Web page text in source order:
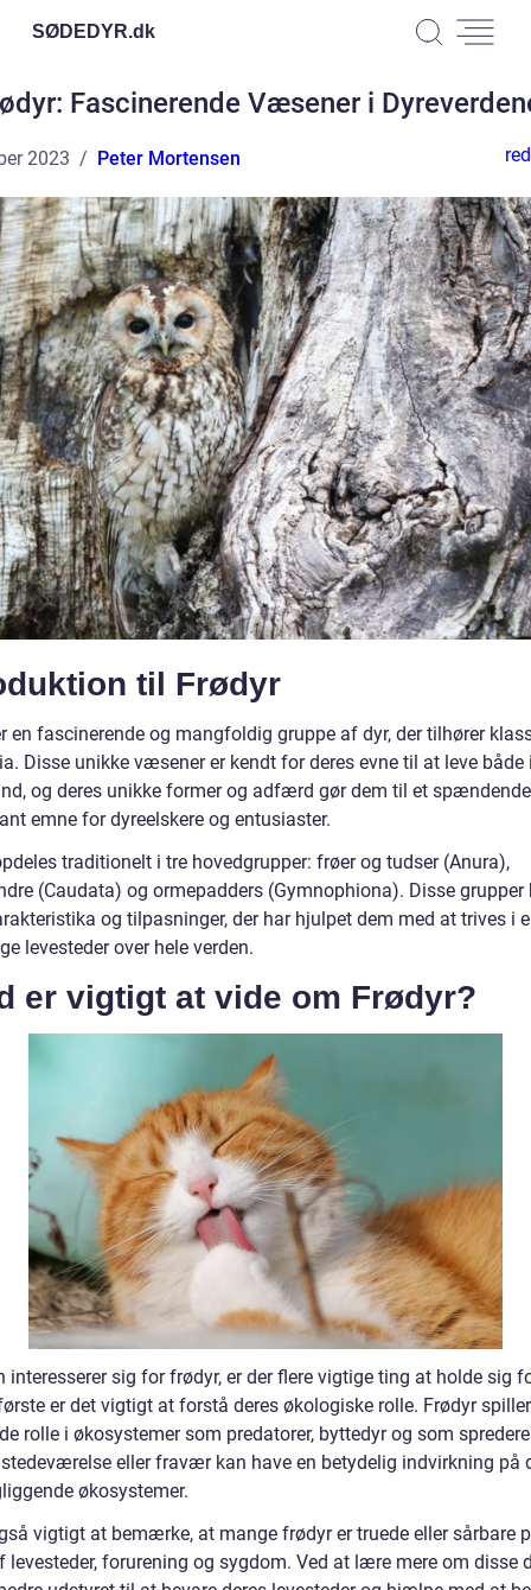
SØDEDYR.dk
Fascinerende Væsener i
2023 Peter Mortensen
til Frødyr
en fascinerende og mangfoldig gruppe af dyr, der tilhører
Disse unikke væsener er kendt for deres evne til at leve både
og deres unikke former og adfærd gør dem til et
emne for dyreelskere og entusiaster.
traditionelt i tre hovedgrupper: frøer og tudser (Anura),
(Caudata) og ormepadders (Gymnophiona). Disse grupper
og tilpasninger, der har hjulpet dem med at trives i
levesteder over hele verden.
er vigtigt at vide om Frødyr?
interesserer sig for frødyr, er der flere vigtige ting at holde sig
er det vigtigt at forstå deres økologiske rolle. Frødyr
rolle i økosystemer som predatorer, byttedyr og som
eller fravær kan have en betydelig indvirkning på
økosystemer.
vigtigt at bemærke, at mange frødyr er truede eller sårbare
levesteder, forurening og sygdom. Ved at lære mere om disse